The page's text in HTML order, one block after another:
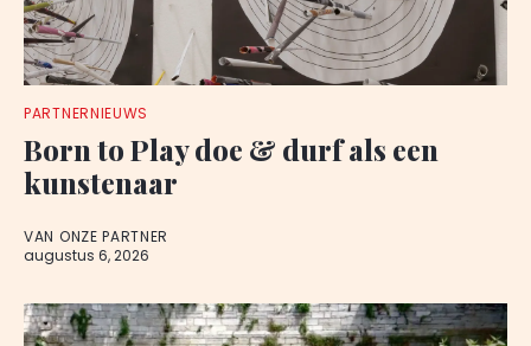
PARTNERNIEUWS
Born to Play doe & durf als een
kunstenaar
VAN ONZE PARTNER
augustus 6, 2026